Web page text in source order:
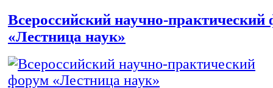
Всероссийский научно-практический
«Лестница наук»